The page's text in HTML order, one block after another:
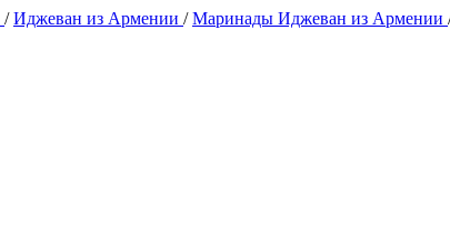
/Иджеван из Армении /Маринады Иджеван из Армении